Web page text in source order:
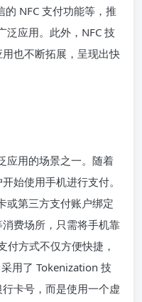
NFC 支付功能等，推
泛应用。此外，NFC 技
也不断拓展，呈现出快
用的场景之一。随着
始使用手机进行支付。
或第三方支付账户绑定
费场所，只需将手机靠
付方式不仅方便快捷，
用了 Tokenization 技
卡号，而是使用一个虚